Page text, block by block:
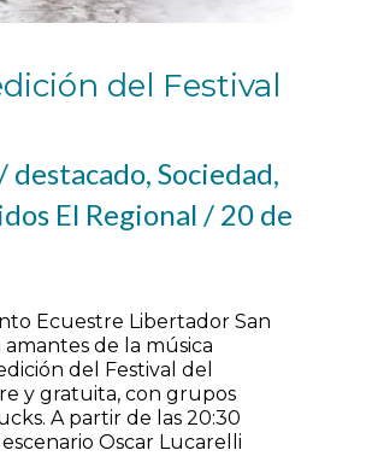
del Festival
/ destacado,Sociedad,
El Regional / 20 de
Ecuestre Libertador San
de la música
del Festival del
y gratuita, con grupos
A partir de las 20:30
Oscar Lucarelli